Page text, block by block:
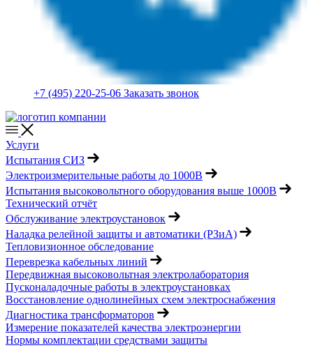
+7 (495) 220-25-06 Заказать звонок
Услуги
Испытания СИЗ
Электроизмерительные работы до 1000В
Испытания высоковольтного оборудования выше 1000В
Технический отчёт
Обслуживание электроустановок
Наладка релейной защиты и автоматики (РЗиА)
Тепловизионное обследование
Переврезка кабельных линий
Передвижная высоковольтная электролаборатория
Пусконаладочные работы в электроустановках
Восстановление однолинейных схем электроснабжения
Диагностика трансформаторов
Измерение показателей качества электроэнергии
Нормы комплектации средствами защиты